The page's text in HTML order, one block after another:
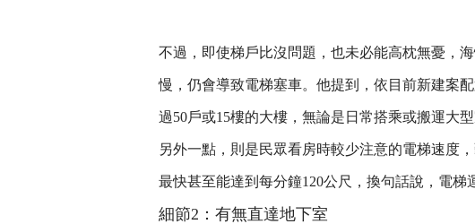
不過，即使梯戶比沒問題，也未必能高枕無憂，
慢，仍會導致電梯塞車。他提到，依目前新建案
過50戶或15樓的大樓，無論是日常搭乘或搬運大
另外一點，則是民眾看房時較少注意的電梯速度
最快甚至能達到每分鐘120公尺，換句話說，電梯
細節2：有無直達地下室